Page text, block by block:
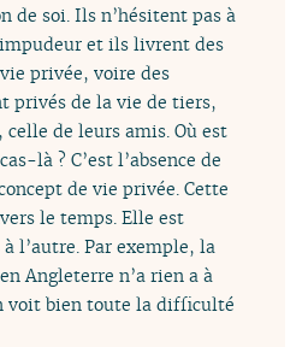
de soi. Ils n’hésitent pas à
et ils livrent des
privée, voire des
privés de la vie de tiers,
de leurs amis. Où est
là ? C’est l’absence de
de vie privée. Cette
le temps. Elle est
l’autre. Par exemple, la
Angleterre n’a rien a à
voit bien toute la difficulté